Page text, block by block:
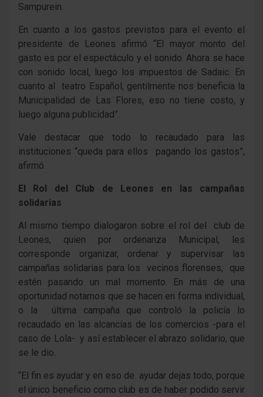
Sampurein.
En cuanto a los gastos previstos para el evento el
presidente de Leones afirmó “El mayor monto del
gasto es por el espectáculo y el sonido. Ahora se hace
con sonido local, luego los impuestos de Sadaic. En
cuanto al teatro Español, gentilmente nos beneficia la
Municipalidad de Las Flores, eso no tiene costo, y
luego alguna publicidad”.
Vale destacar que todo lo recaudado para las
instituciones “queda para ellos pagando los gastos”,
afirmó.
El Rol del Club de Leones en las campañas
solidarias
Al mismo tiempo dialogaron sobre el rol del club de
Leones, quien por ordenanza Municipal, les
corresponde organizar, ordenar y supervisar las
campañas solidarias para los vecinos florenses, que
estén pasando un mal momento. En más de una
oportunidad notamos que se hacen en forma individual,
o la última campaña que controló la policía lo
recaudado en las alcancías de los comercios -para el
caso de Lola- y así establecer el abrazo solidario, que
se le dio.
“El fin es ayudar y en eso de ayudar dejas todo, porque
el único beneficio como club es de haber podido servir